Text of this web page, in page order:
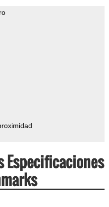
Especificaciones